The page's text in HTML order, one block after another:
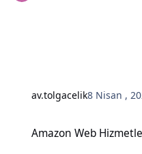
av.tolgacelik8 Nisan ,
Amazon Web